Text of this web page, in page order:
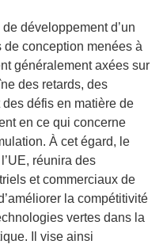
développement d’un
de conception menées à
généralement axées sur
des retards, des
défis en matière de
en ce qui concerne
À cet égard, le
réunira des
et commerciaux de
la compétitivité
vertes dans la
Il vise ainsi